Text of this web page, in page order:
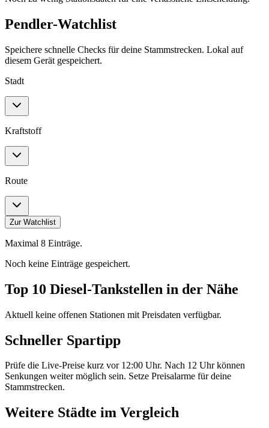
Pendler-Watchlist
Speichere schnelle Checks für deine Stammstrecken. Lokal auf
diesem Gerät gespeichert.
Stadt
Kraftstoff
Route
Zur Watchlist
Maximal 8 Einträge.
Noch keine Einträge gespeichert.
Top 10 Diesel-Tankstellen in der Nähe
Aktuell keine offenen Stationen mit Preisdaten verfügbar.
Schneller Spartipp
Prüfe die Live-Preise kurz vor 12:00 Uhr. Nach 12 Uhr können
Senkungen weiter möglich sein. Setze Preisalarme für deine
Stammstrecken.
Weitere Städte im Vergleich